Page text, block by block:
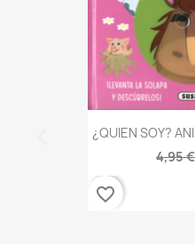
¿QUIEN SOY?
4,95 €
favorite_border